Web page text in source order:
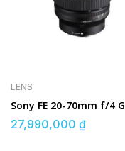
LENS
Sony FE 20-70mm f/4 G
27,990,000 ₫